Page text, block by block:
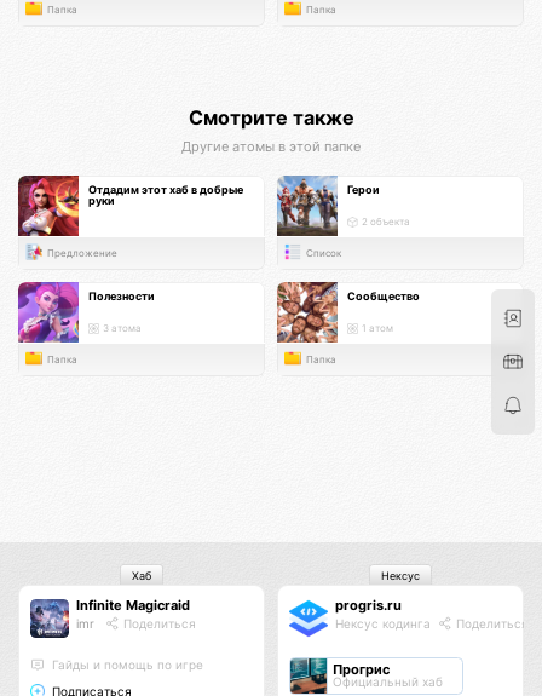
Папка Папка
Смотрите также
Другие атомы в этой папке
Отдадим этот хаб в добрые
руки
Предложение
Герои
2 объекта
Список
Полезности
3 атома
Папка
Сообщество
1 атом
Папка
Infinite Magicraid
imr Поделиться
Гайды и помощь по игре
Подписаться
Хаб
progris.ru
Нексус кодинга Поделиться
Прогрис
Официальный хаб
Нексус